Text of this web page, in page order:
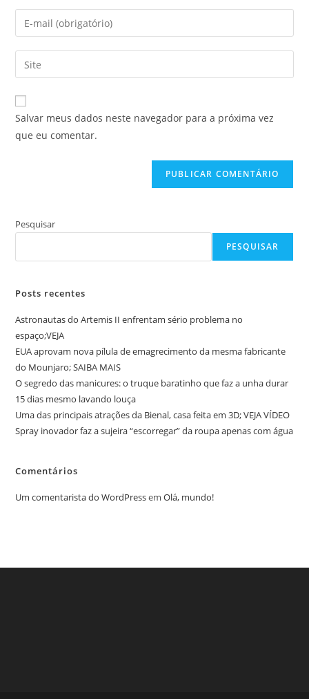
nome
ou
de
usuário
para
comentar
Digite
seu
endereço
de
mail
para
comentar
Digite
o
URL
do
site
Salvar meus dados neste navegador para a próxima vez
que eu comentar.
Pesquisar
PESQUISAR
Posts recentes
Astronautas do Artemis II enfrentam sério problema no
espaço;VEJA
EUA aprovam nova pílula de emagrecimento da mesma fabricante
do Mounjaro; SAIBA MAIS
O segredo das manicures: o truque baratinho que faz a unha durar
15 dias mesmo lavando louça
Uma das principais atrações da Bienal, casa feita em 3D; VEJA VÍDEO
Spray inovador faz a sujeira “escorregar” da roupa apenas com água
Comentários
Um comentarista do WordPressemOlá, mundo!